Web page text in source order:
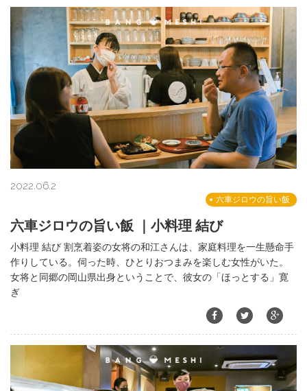
2022.06.2
六車ジロウの旨い飯
六車ジロウの旨い飯 ｜小料理 結び
小料理 結び 割烹着姿の女将の和江さんは、家庭料理を一生懸命手
作りしている。伺った時、ひとりおつまみを楽しむ女性がいた。
女将と同郷の岡山県出身ということで、彼女の「ほっとする」寛
ぎ